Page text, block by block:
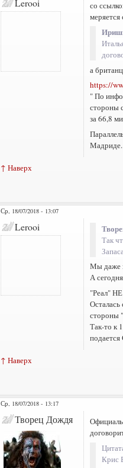
Lerooi
со
а
https://
" По
стороны
за 66,8
Мадриде.
↑ Наверх
Ср, 18/07/2018 - 13:07
Lerooi
Так
Мы даже
А
"Реал"
стороны
Так-то к
↑ Наверх
Ср, 18/07/2018 - 13:17
Творец Дождя
​Крис